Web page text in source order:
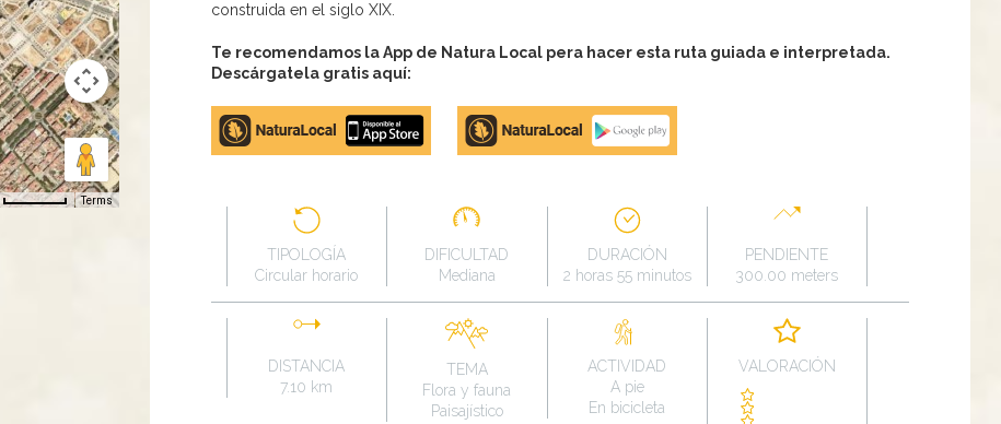
Terms
construida en el siglo XIX.
Te recomendamos la App de Natura Local pera hacer esta ruta guiada e interpretada.
Descárgatela gratis aquí:
Apple
store
Google
Play
TIPOLOGÍA
Circular horario
DIFICULTAD
Mediana
DURACIÓN
2 horas 55 minutos
PENDIENTE
300.00 meters
DISTANCIA
7.10 km
TEMA
Flora y fauna
Paisajístico
ACTIVIDAD
A pie
En bicicleta
VALORACIÓN